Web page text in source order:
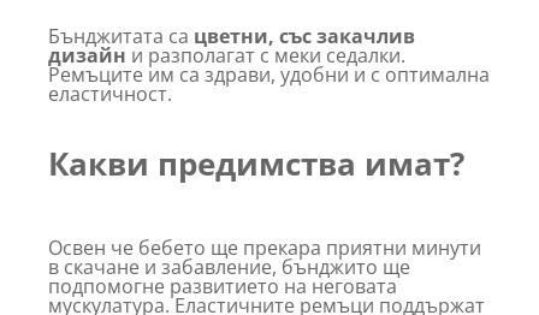
Бънджитата са цветни, със закачлив
дизайн и разполагат с меки седалки.
Ремъците им са здрави, удобни и с оптимална
еластичност.
Какви предимства имат?
Освен че бебето ще прекара приятни минути
в скачане и забавление, бънджито ще
подпомогне развитието на неговата
мускулатура. Еластичните ремъци поддържат